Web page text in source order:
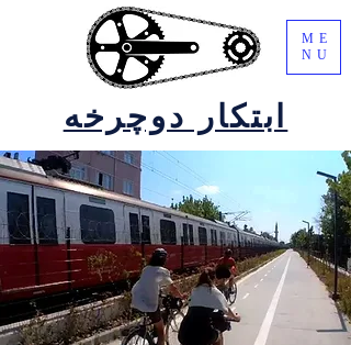
ابتکار دوچرخه
ME
NU